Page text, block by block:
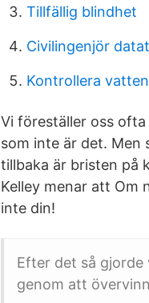
Tillfällig blindhet
Civilingenjör
Kontrollera
Vi föreställer oss
som inte är det. Men
tillbaka är bristen på
Kelley menar att Om
inte din!
Efter det så
genom att